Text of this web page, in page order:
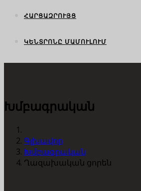
ՀԱՐՑԱԶՐՈՒՅՑ
ԿԵՆՏՐՈՆԸ ՄԱՄՈՒԼՈՒՄ
Խմբագրական
Գլխավոր
Խմբագրական
Ղազախական ցորեն